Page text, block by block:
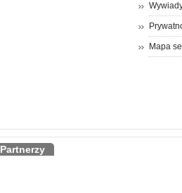
Mapa
Partnerzy